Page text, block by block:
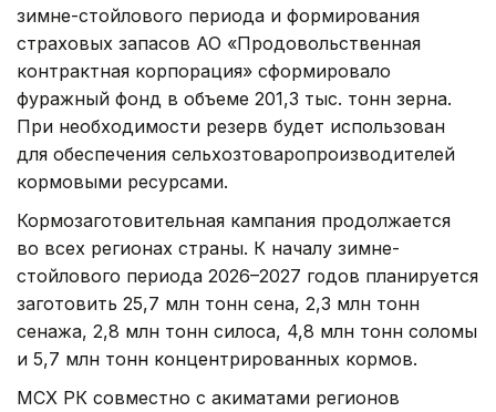
зимне-стойлового периода и формирования
страховых запасов АО «Продовольственная
контрактная корпорация» сформировало
фуражный фонд в объеме 201,3 тыс. тонн зерна.
При необходимости резерв будет использован
для обеспечения сельхозтоваропроизводителей
кормовыми ресурсами.
Кормозаготовительная кампания продолжается
во всех регионах страны. К началу зимне-
стойлового периода 2026–2027 годов планируется
заготовить 25,7 млн тонн сена, 2,3 млн тонн
сенажа, 2,8 млн тонн силоса, 4,8 млн тонн соломы
и 5,7 млн тонн концентрированных кормов.
МСХ РК совместно с акиматами регионов